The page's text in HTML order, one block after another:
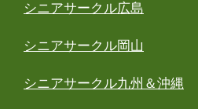
シニアサークル広島
シニアサークル岡山
シニアサークル九州＆沖縄